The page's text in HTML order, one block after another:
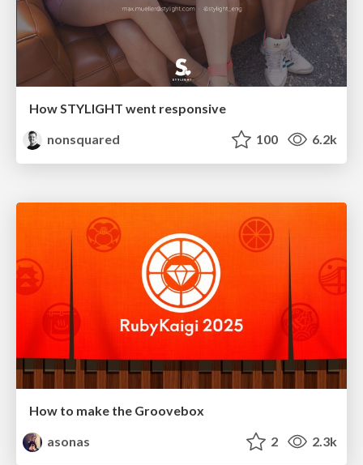
How STYLIGHT went responsive
nonsquared
100 6.2k
How to make the Groovebox
asonas
2 2.3k